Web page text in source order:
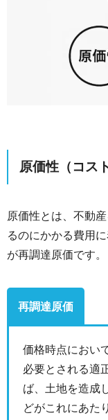
原価性（コス
原価性とは、不動
るのにかかる費用
が再調達原価です。
再調達原価
価格時点におい
必要とされる適
ば、土地を造成
どがこれにあた